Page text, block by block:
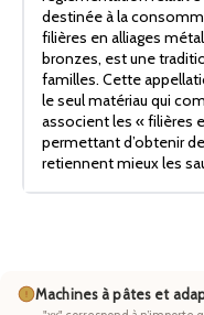
destinée à la
filières en alliages
bronzes, est une
familles. Cette
le seul matériau qui
associent les « filières
permettant d’obtenir
retiennent mieux les
Machines à pâtes et